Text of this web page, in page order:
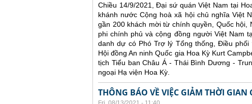
Chiều 14/9/2021, Đại sứ quán Việt Nam tại
khánh nước Cộng hoà xã hội chủ nghĩa Việt
gần 200 khách mời từ chính quyền, Quốc hội,
phi chính phủ và cộng đồng người Việt Nam
danh dự có Phó Trợ lý Tổng thống, Điều
Hội đồng An ninh Quốc gia Hoa Kỳ Kurt
tịch Tiểu ban Châu Á - Thái Bình Dương -
ngoại Hạ viện Hoa Kỳ.
THÔNG BÁO VỀ VIỆC GIẢM THỜI